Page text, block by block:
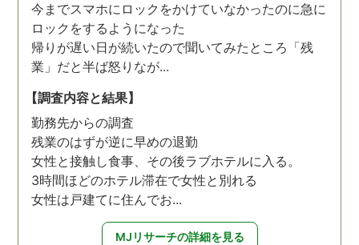
今までスマホにロックをかけていなかったのに急に
ロックをするようになった
帰りが遅い日が続いたので聞いてみたところ「残
業」だと半ば怒りなが...
【調査内容と結果】
勤務先からの調査
残業のはずが逆に早めの退勤
女性と接触し食事、その後ラブホテルに入る。
3時間ほどのホテル滞在で女性と別れる
女性は戸建てに住んでお...
MJリサーチの詳細を見る